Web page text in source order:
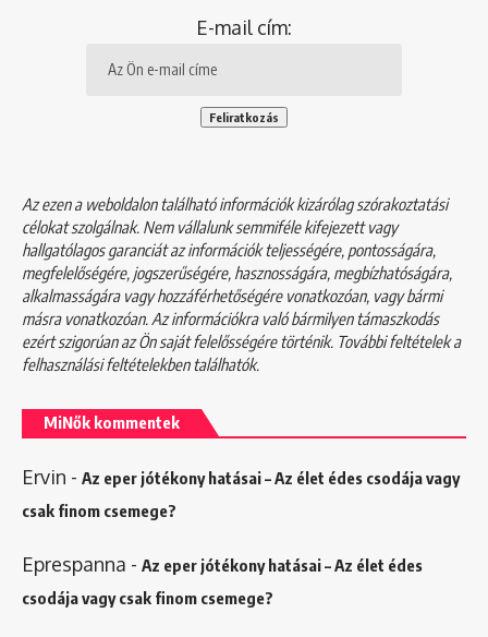
E-mail cím:
Az ezen a weboldalon található információk kizárólag szórakoztatási
célokat szolgálnak. Nem vállalunk semmiféle kifejezett vagy
hallgatólagos garanciát az információk teljességére, pontosságára,
megfelelőségére, jogszerűségére, hasznosságára, megbízhatóságára,
alkalmasságára vagy hozzáférhetőségére vonatkozóan, vagy bármi
másra vonatkozóan. Az információkra való bármilyen támaszkodás
ezért szigorúan az Ön saját felelősségére történik. További feltételek a
felhasználási feltételekbentalálhatók.
MiNők kommentek
Ervin - Az eper jótékony hatásai – Az élet édes csodája vagy
csak finom csemege?
Eprespanna - Az eper jótékony hatásai – Az élet édes
csodája vagy csak finom csemege?